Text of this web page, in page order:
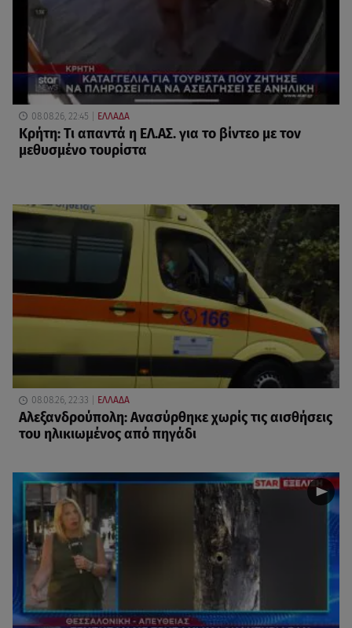
08.08.26, 22:45 ΕΛΛΑΔΑ
Κρήτη: Τι απαντά η ΕΛ.ΑΣ. για το βίντεο με τον
μεθυσμένο τουρίστα
08.08.26, 22:33 ΕΛΛΑΔΑ
Αλεξανδρούπολη: Ανασύρθηκε χωρίς τις αισθήσεις
του ηλικιωμένος από πηγάδι